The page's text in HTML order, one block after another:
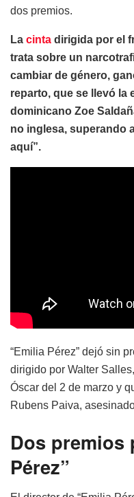
dos premios.
La cinta dirigida por el
trata sobre un
cambiar de género,
reparto, que se llevó la
dominicano Zoe
no inglesa, superando
aquí”.
“Emilia Pérez” dejó sin
dirigido por Walter
Óscar del 2 de marzo y
Rubens Paiva,
Dos premios
Pérez”